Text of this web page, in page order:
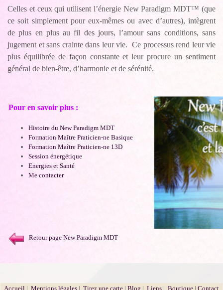
Celles et ceux qui utilisent l’énergie New Paradigm MDT™ (que
ce soit simplement pour eux-mêmes ou avec d’autres), intègrent
de plus en plus au fil des jours, l’amour sans conditions, sans
jugement et sans crainte dans leur vie. Ce processus rend leur vie
plus équilibrée de façon constante et leur procure un sentiment
général de bien-être, d’harmonie et de sérénité.
Pour en savoir plus :
Histoire du New Paradigm MDT
Formation Maître Praticien-ne Basique
Formation Maître Praticien-ne 13D
Session énergétique
Energies et Santé
Me contacter
Retour page New Paradigm MDT
Accueil | Mentions légales | Tirez une carte | Blog | Liens | Boutique | Contact